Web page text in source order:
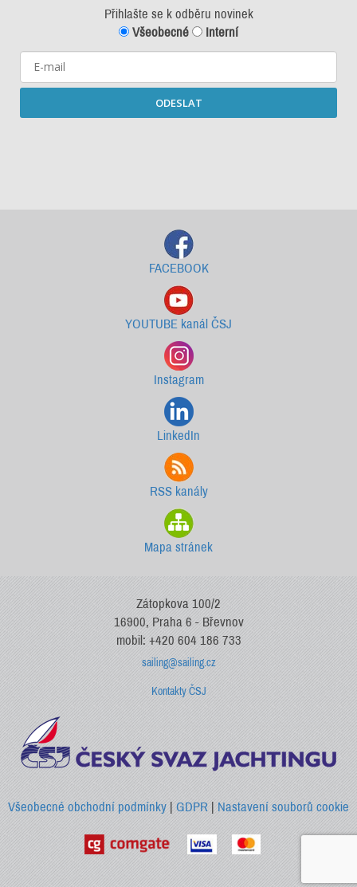
Přihlašte se k odběru novinek
Všeobecné
Interní
ODESLAT
FACEBOOK
YOUTUBE kanál ČSJ
Instagram
LinkedIn
RSS kanály
Mapa stránek
Zátopkova 100/2
16900, Praha 6 - Břevnov
mobil: +420 604 186 733
sailing@sailing.cz
Kontakty ČSJ
Všeobecné obchodní podmínky | GDPR|Nastavení souborů cookie